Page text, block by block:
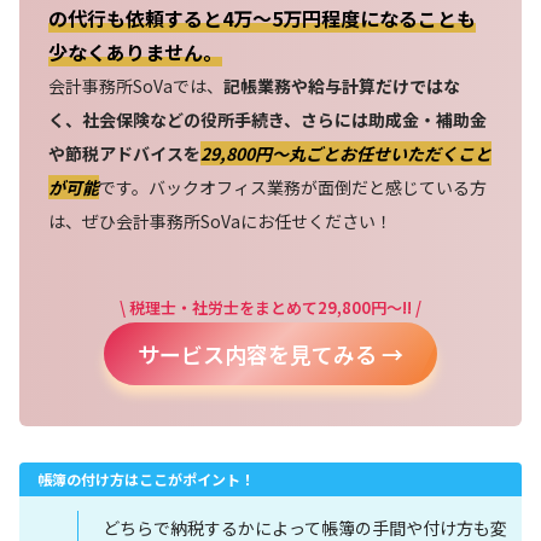
の代行も依頼すると4万～5万円程度になることも
少なくありません。
会計事務所SoVaでは、 記帳業務や給与計算だけではな
く、社会保険などの役所手続き、さらには助成金・補助金
や節税アドバイスを29,800円〜丸ごとお任せいただくこと
が可能です。バックオフィス業務が面倒だと感じている方
は、ぜひ会計事務所SoVaにお任せください！
\ 税理士・社労士をまとめて29,800円～!! /
サービス内容を見てみる →
帳簿の付け方はここがポイント！
どちらで納税するかによって帳簿の手間や付け方も変